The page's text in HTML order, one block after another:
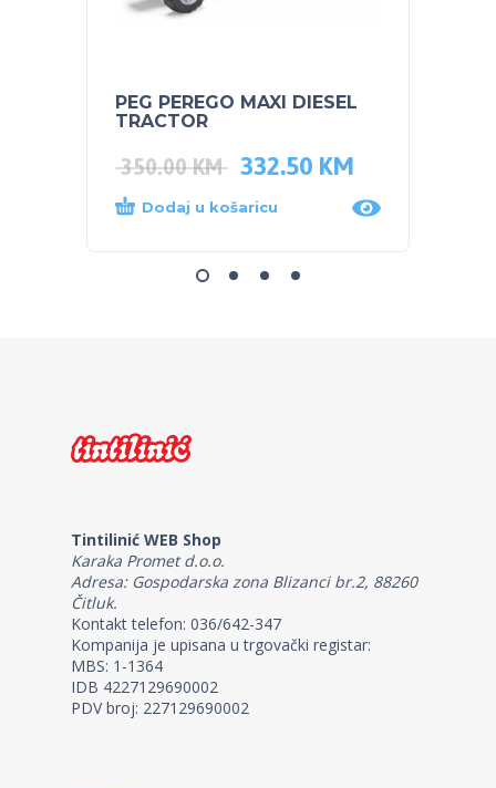
PEG PEREGO MAXI DIESEL
TRACTOR
350.00KM 332.50 KM
Dodaj u košaricu
Tintilinić WEB Shop
Karaka Promet d.o.o.
Adresa: Gospodarska zona Blizanci br.2, 88260
Čitluk.
Kontakt telefon: 036/642-347
Kompanija je upisana u trgovački registar:
MBS: 1-1364
IDB 4227129690002
PDV broj: 227129690002